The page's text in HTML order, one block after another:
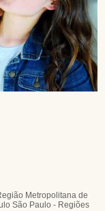
Metropolitana de
São Paulo - Regiões